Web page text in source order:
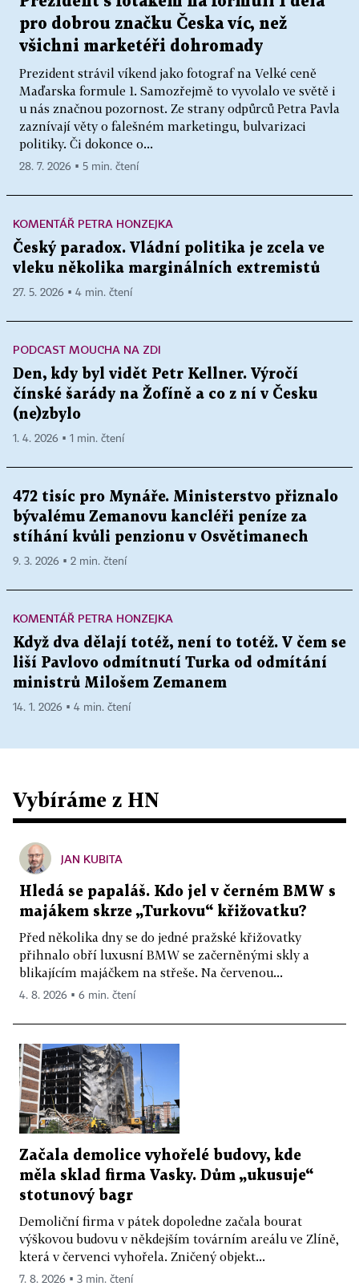
pro dobrou značku Česka víc, než
všichni marketéři dohromady
Prezident strávil víkend jako fotograf na Velké ceně
Maďarska formule 1. Samozřejmě to vyvolalo ve světě i
u nás značnou pozornost. Ze strany odpůrců Petra Pavla
zaznívají věty o falešném marketingu, bulvarizaci
politiky. Či dokonce o...
28. 7. 2026 ▪ 5 min. čtení
KOMENTÁŘ PETRA HONZEJKA
Český paradox. Vládní politika je zcela ve
vleku několika marginálních extremistů
27. 5. 2026 ▪ 4 min. čtení
PODCAST MOUCHA NA ZDI
Den, kdy byl vidět Petr Kellner. Výročí
čínské šarády na Žofíně a co z ní v Česku
(ne)zbylo
1. 4. 2026 ▪ 1 min. čtení
472 tisíc pro Mynáře. Ministerstvo přiznalo
bývalému Zemanovu kancléři peníze za
stíhání kvůli penzionu v Osvětimanech
9. 3. 2026 ▪ 2 min. čtení
KOMENTÁŘ PETRA HONZEJKA
Když dva dělají totéž, není to totéž. V čem se
liší Pavlovo odmítnutí Turka od odmítání
ministrů Milošem Zemanem
14. 1. 2026 ▪ 4 min. čtení
Vybíráme z HN
JAN KUBITA
Hledá se papaláš. Kdo jel v černém BMW s
majákem skrze „Turkovu“ křižovatku?
Před několika dny se do jedné pražské křižovatky
přihnalo obří luxusní BMW se začerněnými skly a
blikajícím majáčkem na střeše. Na červenou...
4. 8. 2026 ▪ 6 min. čtení
Začala demolice vyhořelé budovy, kde
měla sklad firma Vasky. Dům „ukusuje“
stotunový bagr
Demoliční firma v pátek dopoledne začala bourat
výškovou budovu v někdejším továrním areálu ve Zlíně,
která v červenci vyhořela. Zničený objekt...
7. 8. 2026 ▪ 3 min. čtení